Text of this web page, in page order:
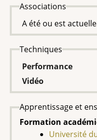
Associations
A été ou est
Techniques
Performance
Vidéo
Apprentissage et
Formation
Université